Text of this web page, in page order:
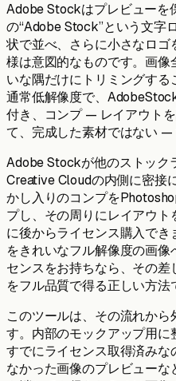
Adobe Stockはプレビューを
の“Adobe Stock”という文字
状で並べ、さらに小さなロ
様は意図的なものです。画
いな隅だけにトリミングす
通常低解像度で、
付き、コンプ — レイアウト
て、完成した素材ではない —
Adobe Stockが他のストック
Creative Cloudの内側に密接
かし入りのコンプを
プし、その周りにレイアウ
に後からライセンス購入で
をきれいなフル解像度の画
センスをお持ちなら、その
をフル品質で得る正しい方法
このツールは、その流れか
す。内部のモックアップ用に
すでにライセンス取得済み
なかった画像のプレビュー